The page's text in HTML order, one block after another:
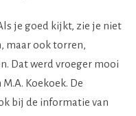
je goed kijkt, zie je niet
maar ook torren,
Dat werd vroeger mooi
Koekoek. De
bij de informatie van